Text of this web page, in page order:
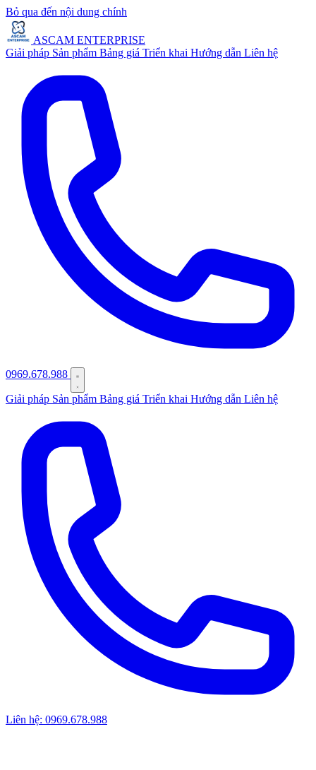
Bỏ qua đến nội dung chính
ASCAM ENTERPRISE
Giải pháp Sản phẩm Bảng giá Triển khai Hướng dẫn Liên hệ
0969.678.988
Giải pháp Sản phẩm Bảng giá Triển khai Hướng dẫn Liên hệ
Liên hệ: 0969.678.988